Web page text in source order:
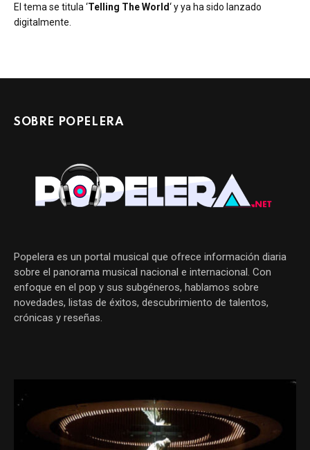
El tema se titula ‘Telling The World‘ y ya ha sido lanzado
digitalmente.
SOBRE POPELERA
Popelera es un portal musical que ofrece información diaria
sobre el panorama musical nacional e internacional. Con
enfoque en el pop y sus subgéneros, hablamos sobre
novedades, listas de éxitos, descubrimiento de talentos,
crónicas y reseñas.